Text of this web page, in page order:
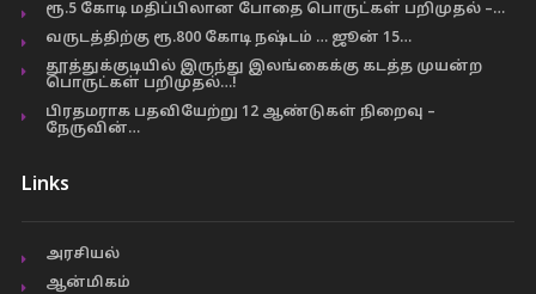
ரூ.5 கோடி மதிப்பிலான போதை பொருட்கள் பறிமுதல் –…
வருடத்திற்கு ரூ.800 கோடி நஷ்டம் … ஜூன் 15…
தூத்துக்குடியில் இருந்து இலங்கைக்கு கடத்த முயன்ற
பொருட்கள் பறிமுதல்…!
பிரதமராக பதவியேற்று 12 ஆண்டுகள் நிறைவு –
நேருவின்…
Links
அரசியல்
ஆன்மிகம்